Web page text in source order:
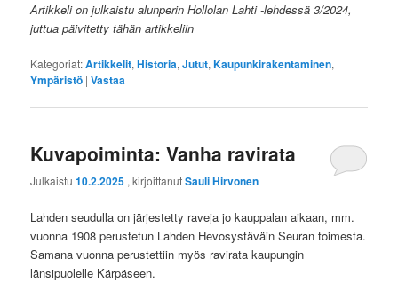
Artikkeli on julkaistu alunperin Hollolan Lahti -lehdessä 3/2024,
juttua päivitetty tähän artikkeliin
Kategoriat:Artikkelit,Historia,Jutut,Kaupunkirakentaminen,
Ympäristö |Vastaa
Kuvapoiminta: Vanha ravirata
Julkaistu10.2.2025 , kirjoittanutSauli Hirvonen
Lahden seudulla on järjestetty raveja jo kauppalan aikaan, mm.
vuonna 1908 perustetun Lahden Hevosystäväin Seuran toimesta.
Samana vuonna perustettiin myös ravirata kaupungin
länsipuolelle Kärpäseen.